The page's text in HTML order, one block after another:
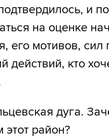
и
на оценке
его мотивов, сил
действий, кто
дуга.
район?